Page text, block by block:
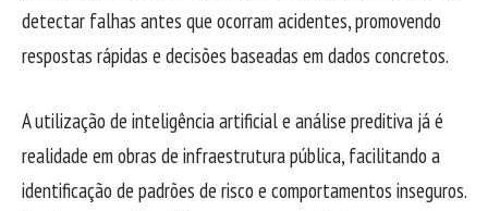
detectar falhas antes que ocorram acidentes, promovendo
respostas rápidas e decisões baseadas em dados concretos.
A utilização de inteligência artificial e análise preditiva já é
realidade em obras de infraestrutura pública, facilitando a
identificação de padrões de risco e comportamentos inseguros.